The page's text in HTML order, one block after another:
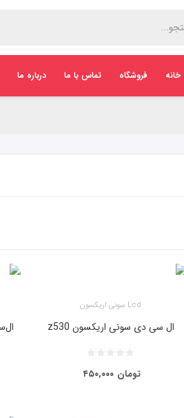
خانه فروشگاه تماس با ما درباره ما
Lcd سونی اریکسون
ال سی دی سونی اریکسون z530
۴۵۰,۰۰۰ تومان